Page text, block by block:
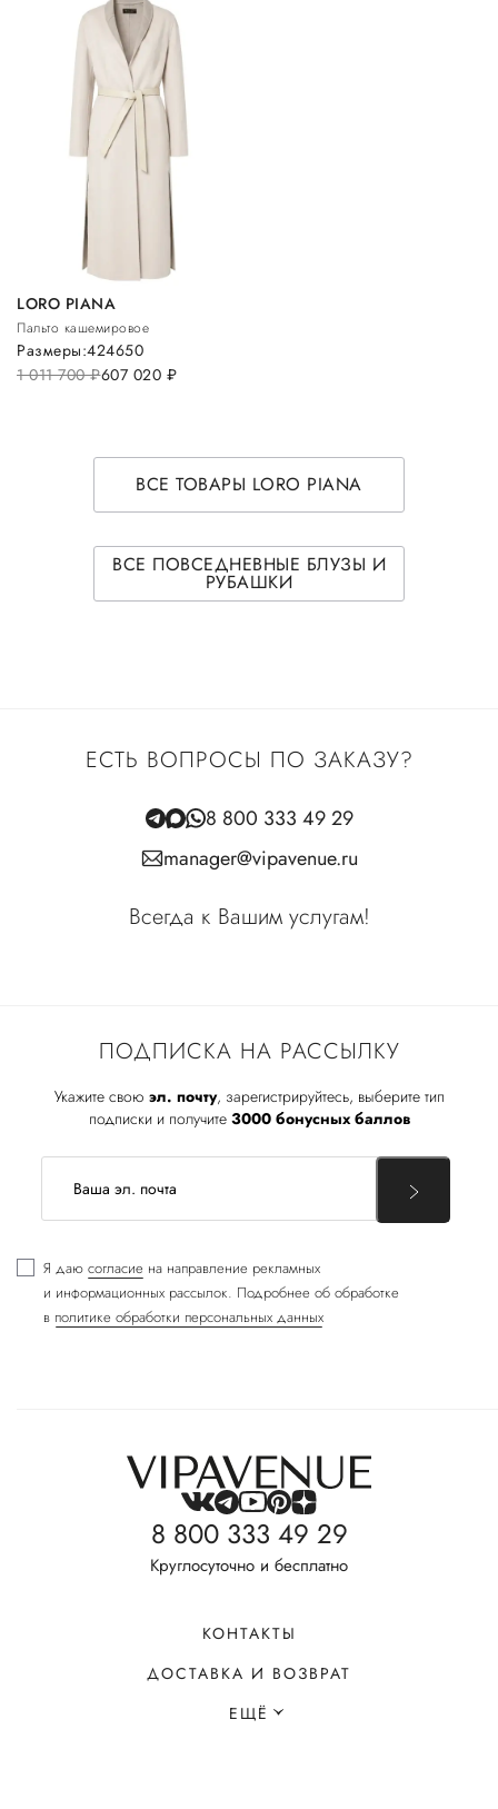
LORO PIANA
Пальто кашемировое
1 011 700руб.607 020 руб.
Размеры:424650
ВСЕ ТОВАРЫ LORO PIANA
ВСЕ ПОВСЕДНЕВНЫЕ БЛУЗЫ И
РУБАШКИ
ПОДПИСКА НА РАССЫЛКУ
Укажите свою эл. почту, зарегистрируйтесь, выберите тип
подписки и получите 3000 бонусных баллов
Я даю согласие на направление рекламных
и информационных рассылок. Подробнее об обработке
в политике обработки персональных данных
ЕСТЬ ВОПРОСЫ ПО ЗАКАЗУ?
8 800 333 49 29
manager@vipavenue.ru
Всегда к Вашим услугам!
8 800 333 49 29
Круглосуточно и бесплатно
КОНТАКТЫ
ДОСТАВКА И ВОЗВРАТ
ЕЩЁ